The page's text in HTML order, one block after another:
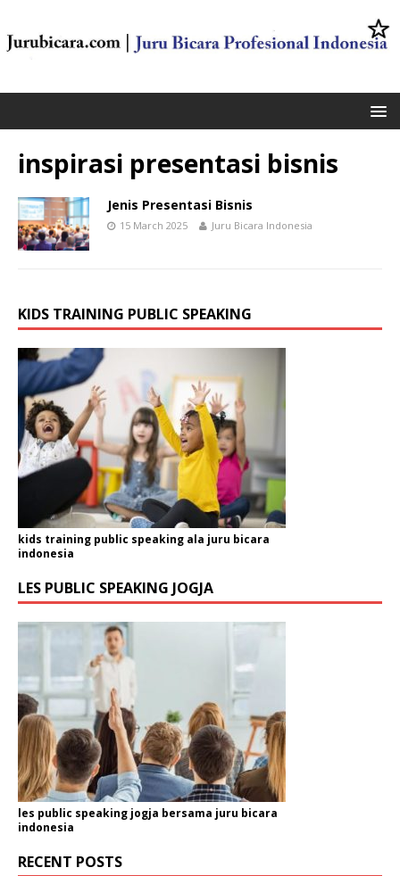
inspirasi presentasi bisnis
Jenis Presentasi Bisnis
15 March 2025 Juru Bicara Indonesia
KIDS TRAINING PUBLIC SPEAKING
kids training public speaking ala juru bicara
indonesia
LES PUBLIC SPEAKING JOGJA
les public speaking jogja bersama juru bicara
indonesia
RECENT POSTS